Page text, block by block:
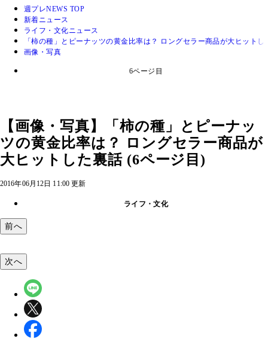
週プレNEWS TOP
新着ニュース
ライフ・文化ニュース
「柿の種」とピーナッツの黄金比率は？ ロングセラー商品が大ヒットし
画像・写真
6ページ目
【画像・写真】「柿の種」とピーナッ
ツの黄金比率は？ ロングセラー商品が
大ヒットした裏話 (6ページ目)
2016年06月12日 11:00 更新
ライフ・文化
前へ
次へ